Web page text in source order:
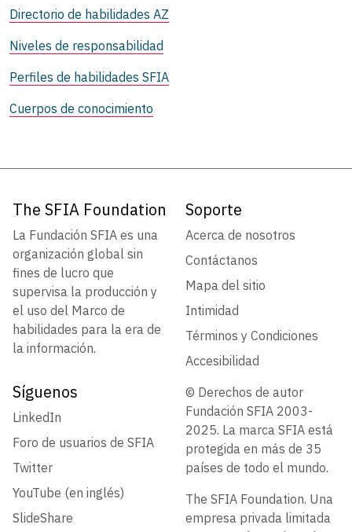
Directorio de habilidades AZ
Niveles de responsabilidad
Perfiles de habilidades SFIA
Cuerpos de conocimiento
The SFIA Foundation
La Fundación SFIA es una
organización global sin
fines de lucro que
supervisa la producción y
el uso del Marco de
habilidades para la era de
la información.
Soporte
Acerca de nosotros
Contáctanos
Mapa del sitio
Intimidad
Términos y Condiciones
Accesibilidad
Síguenos
LinkedIn
Foro de usuarios de SFIA
Twitter
YouTube (en inglés)
SlideShare
© Derechos de autor
Fundación SFIA 2003-
2025. La marca SFIA está
protegida en más de 35
países de todo el mundo.
The SFIA Foundation. Una
empresa privada limitada